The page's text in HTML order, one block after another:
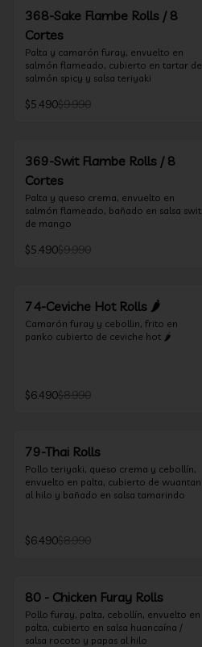
368-Sake Flambe Rolls / 8
Cortes
Palta y camarón furay, envuelto en
salmón flameado, cubierto en tartar de
salmón spicy y salsa teriyaki
$5.490$9.990
369-Swit Flambe Rolls / 8
Cortes
Palta y queso crema, envuelto en
salmón flameado, bañado en salsa swit
de mango
$5.490$9.990
74-Ceviche Hot Rolls 🌶️
Camarón furay y cebollin, frito en
panko cubierto de ceviche hot 🌶️
$6.490$8.990
79-Thai Rolls
Pollo teriyaki, queso crema y cebollín,
envuelto en palta, cubierto de wuantan
al hilo y bañado en salsa tamarindo
$6.490$8.990
80 - Chicken Furay Rolls
Pollo furay, palta, cebollín, envuelto en
palta, cubierto en salsa huancaína /
salsa rocoto y papas al hilo